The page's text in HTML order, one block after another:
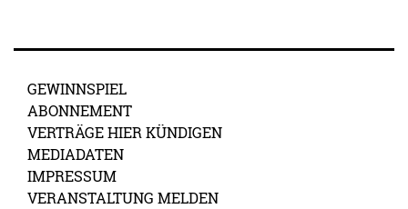
GEWINNSPIEL
ABONNEMENT
VERTRÄGE HIER KÜNDIGEN
MEDIADATEN
IMPRESSUM
VERANSTALTUNG MELDEN